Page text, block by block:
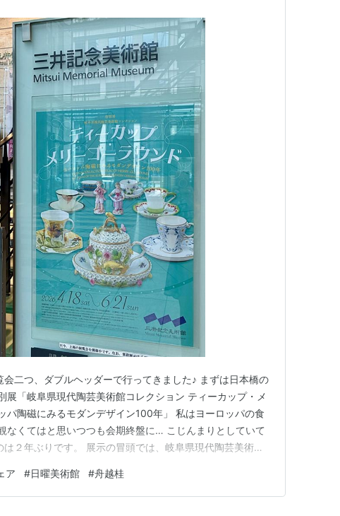
二つ、ダブルヘッダーで行ってきました♪ まずは日本橋の
展「岐阜県現代陶芸美術館コレクション ティーカップ・メ
パ陶磁にみるモダンデザイン100年」 私はヨーロッパの食
くてはと思いつつも会期終盤に… こじんまりとしていて
２年ぶりです。 展示の冒頭では、岐阜県現代陶芸美術に
しさにうっとり♪ 我が家のマイセンのミルクピッチャーと
後半のものでした…
ア #日曜美術館 #舟越桂